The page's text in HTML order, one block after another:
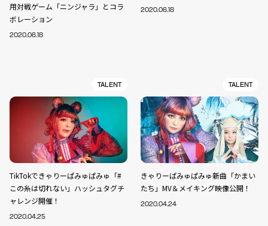
用対戦ゲーム「ニンジャラ」とコラ
ボレーション
2020.06.18
2020.06.18
TALENT
TikTokできゃりーぱみゅぱみゅ「#
この糸は切れない」ハッシュタグチ
ャレンジ開催！
2020.04.25
TALENT
きゃりーぱみゅぱみゅ新曲「かまい
たち」MV＆メイキング映像公開！
2020.04.24